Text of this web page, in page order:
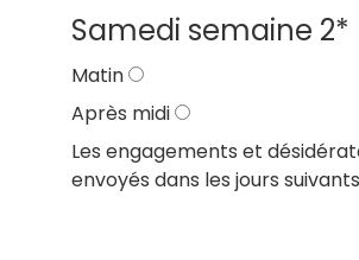
Samedi semaine 2*
Matin
Après midi
Les engagements et
envoyés dans les jours